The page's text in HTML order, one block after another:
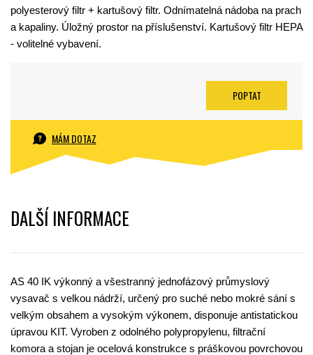
polyesterový filtr + kartušový filtr. Odnímatelná nádoba na prach
a kapaliny. Úložný prostor na příslušenství. Kartušový filtr HEPA
- volitelné vybavení.
POPTAT
MÁM DOTAZ
DALŠÍ INFORMACE
AS 40 IK výkonný a všestranný jednofázový průmyslový
vysavač s velkou nádrží, určený pro suché nebo mokré sání s
velkým obsahem a vysokým výkonem, disponuje antistatickou
úpravou KIT. Vyroben z odolného polypropylenu, filtrační
komora a stojan je ocelová konstrukce s práškovou povrchovou